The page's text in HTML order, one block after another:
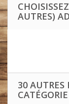
AUTRES)
30 AUTRES